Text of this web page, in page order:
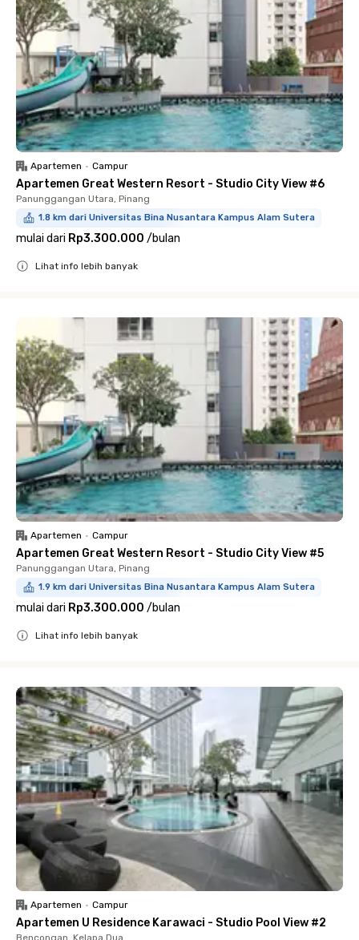
Apartemen • Campur
Apartemen Great Western Resort - Studio City View #6
Panunggangan Utara, Pinang
1.8 km dari Universitas Bina Nusantara Kampus Alam Sutera
mulai dari Rp3.300.000 /bulan
Lihat info lebih banyak
Apartemen • Campur
Apartemen Great Western Resort - Studio City View #5
Panunggangan Utara, Pinang
1.9 km dari Universitas Bina Nusantara Kampus Alam Sutera
mulai dari Rp3.300.000 /bulan
Lihat info lebih banyak
Apartemen • Campur
Apartemen U Residence Karawaci - Studio Pool View #2
Bencongan, Kelapa Dua